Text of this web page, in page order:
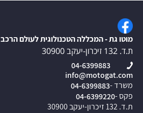
מוטו גת - המכללה הטכנולוגית לעולם הרכב
ת.ד. 132 זיכרון-יעקב 30900
04-6399883
info@motogat.com
משרד -04-6399883
פקס -04-6399220
ת.ד. 132 זיכרון-יעקב 30900